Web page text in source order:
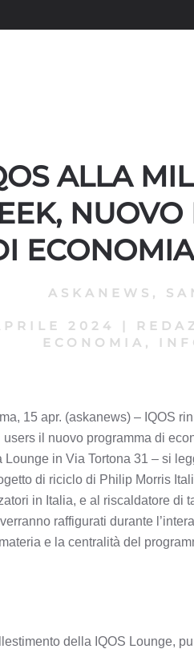
ALLA
ASKANEWS ,
2024 |
ECONOMIA,
15 apr. (askanews) – IQOS
il nuovo programma di
in Via Tortona 31 – si
di riciclo di Philip Morris
in Italia, e al riscaldatore di
raffigurati durante
e la centralità del
della IQOS Lounge,